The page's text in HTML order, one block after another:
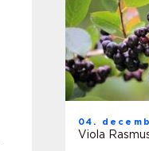
04.
Viola